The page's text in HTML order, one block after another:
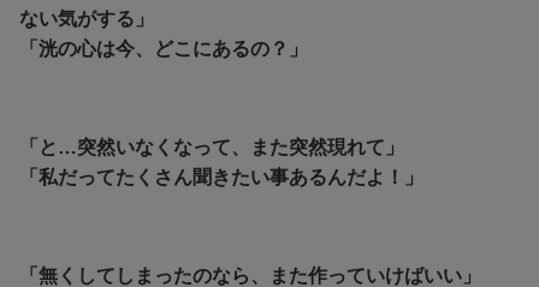
ない気がする」
「洸の心は今、どこにあるの？」
「と…突然いなくなって、また突然現れて」
「私だってたくさん聞きたい事あるんだよ！」
「無くしてしまったのなら、また作っていけばいい」